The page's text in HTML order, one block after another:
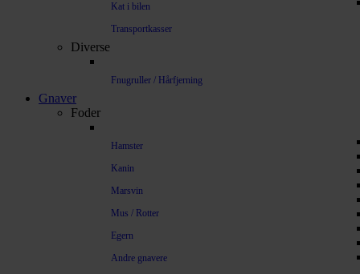
Kat i bilen
Transportkasser
Diverse
Fnugruller / Hårfjerning
Gnaver
Foder
Hamster
Kanin
Marsvin
Mus / Rotter
Egern
Andre gnavere